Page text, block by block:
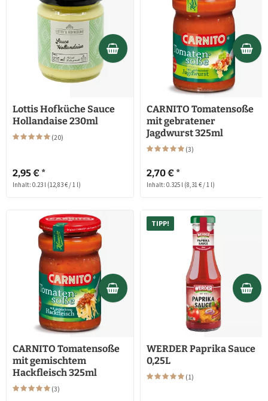
Lottis Hofküche Sauce
Hollandaise 230ml
(20)
2,95 € *
Inhalt: 0.23 l (12,83 € / 1 l)
CARNITO Tomatensoße
mit gebratener
Jagdwurst 325ml
(3)
2,70 € *
Inhalt: 0.325 l (8,31 € / 1 l)
CARNITO Tomatensoße
mit gemischtem
Hackfleisch 325ml
(3)
TIPP!
WERDER Paprika Sauce
0,25L
(1)